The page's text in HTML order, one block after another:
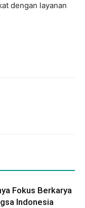
dengan layanan
Fokus Berkarya
Indonesia